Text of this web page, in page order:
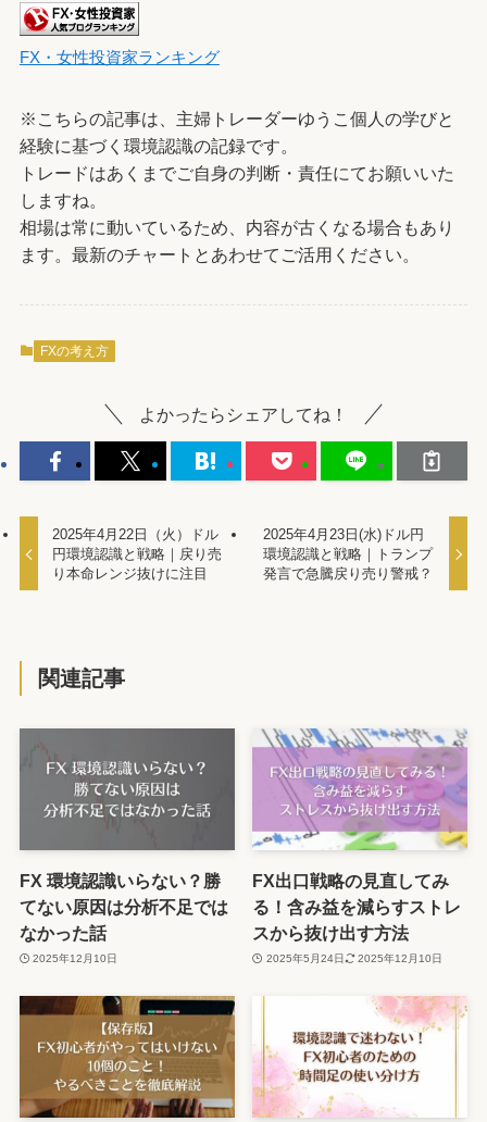
FX・女性投資家ランキング
※こちらの記事は、主婦トレーダーゆうこ個人の学びと
経験に基づく環境認識の記録です。
トレードはあくまでご自身の判断・責任にてお願いいた
しますね。
相場は常に動いているため、内容が古くなる場合もあり
ます。最新のチャートとあわせてご活用ください。
FXの考え方
よかったらシェアしてね！
2025年4月22日（火）ドル
円環境認識と戦略｜戻り売
り本命レンジ抜けに注目
2025年4月23日(水)ドル円
環境認識と戦略｜トランプ
発言で急騰戻り売り警戒？
関連記事
FX 環境認識いらない？勝
てない原因は分析不足では
なかった話
2025年12月10日
FX出口戦略の見直してみ
る！含み益を減らすストレ
スから抜け出す方法
2025年5月24日 2025年12月10日